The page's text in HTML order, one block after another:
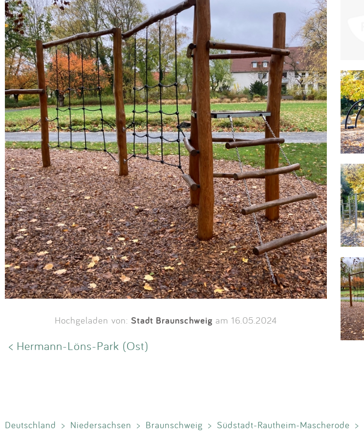
Anmelden
Hochgeladen von: Stadt Braunschweig am 16.05.2024
< Hermann-Löns-Park (Ost)
Deutschland > Niedersachsen > Braunschweig > Südstadt-Rautheim-Mascherode >